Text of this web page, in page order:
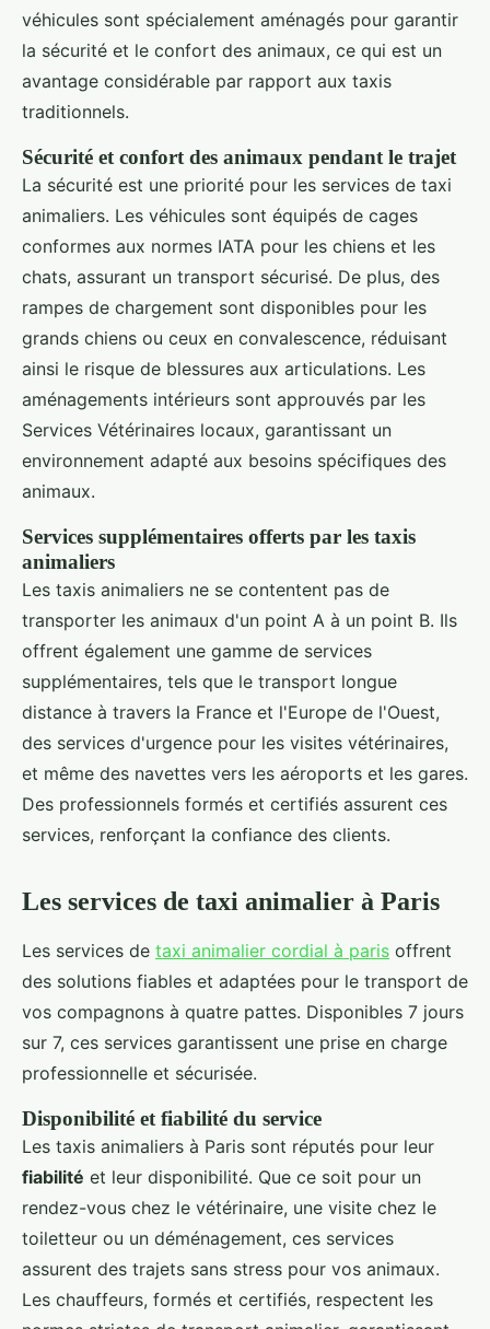
véhicules sont spécialement aménagés pour garantir
la sécurité et le confort des animaux, ce qui est un
avantage considérable par rapport aux taxis
traditionnels.
Sécurité et confort des animaux pendant le trajet
La sécurité est une priorité pour les services de taxi
animaliers. Les véhicules sont équipés de cages
conformes aux normes IATA pour les chiens et les
chats, assurant un transport sécurisé. De plus, des
rampes de chargement sont disponibles pour les
grands chiens ou ceux en convalescence, réduisant
ainsi le risque de blessures aux articulations. Les
aménagements intérieurs sont approuvés par les
Services Vétérinaires locaux, garantissant un
environnement adapté aux besoins spécifiques des
animaux.
Services supplémentaires offerts par les taxis
animaliers
Les taxis animaliers ne se contentent pas de
transporter les animaux d'un point A à un point B. Ils
offrent également une gamme de services
supplémentaires, tels que le transport longue
distance à travers la France et l'Europe de l'Ouest,
des services d'urgence pour les visites vétérinaires,
et même des navettes vers les aéroports et les gares.
Des professionnels formés et certifiés assurent ces
services, renforçant la confiance des clients.
Les services de taxi animalier à Paris
Les services de taxi animalier cordial à paris offrent
des solutions fiables et adaptées pour le transport de
vos compagnons à quatre pattes. Disponibles 7 jours
sur 7, ces services garantissent une prise en charge
professionnelle et sécurisée.
Disponibilité et fiabilité du service
Les taxis animaliers à Paris sont réputés pour leur
fiabilité et leur disponibilité. Que ce soit pour un
rendez-vous chez le vétérinaire, une visite chez le
toiletteur ou un déménagement, ces services
assurent des trajets sans stress pour vos animaux.
Les chauffeurs, formés et certifiés, respectent les